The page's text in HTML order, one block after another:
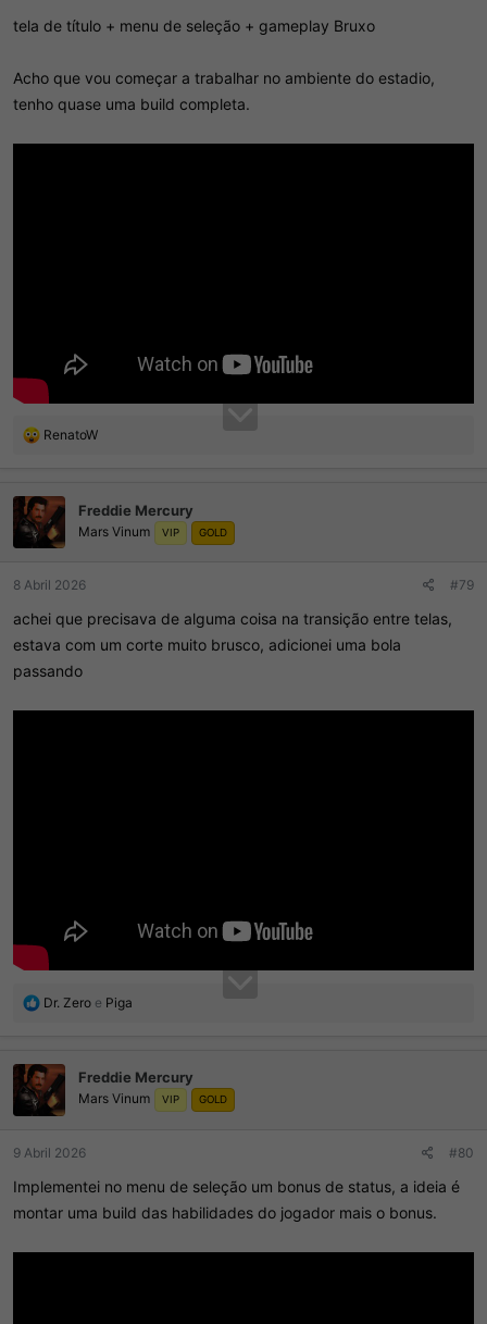
tela de título + menu de seleção + gameplay Bruxo
Acho que vou começar a trabalhar no ambiente do estadio,
tenho quase uma build completa.
R
ç
õ
e
s
RenatoW
Freddie Mercury
Mars Vinum VIP GOLD
8 Abril 2026 #79
achei que precisava de alguma coisa na transição entre telas,
estava com um corte muito brusco, adicionei uma bola
passando
R
õ
e
s
Dr. Zero e Piga
Freddie Mercury
Mars Vinum VIP GOLD
9 Abril 2026 #80
Implementei no menu de seleção um bonus de status, a ideia é
montar uma build das habilidades do jogador mais o bonus.